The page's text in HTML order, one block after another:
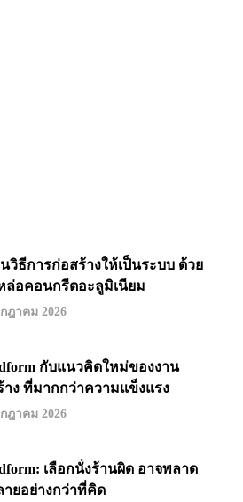
นวิธีการก่อสร้างให้เป็นระบบ ด้วย
ล่อคอนกรีตอะลูมิเนียม
ฎาคม 2026
กับแนวคิดใหม่ของงาน
าง ที่มากกว่าความแข็งแรง
ฎาคม 2026
เลือกนั่งร้านผิด อาจพลาด
ายอย่างกว่าที่คิด